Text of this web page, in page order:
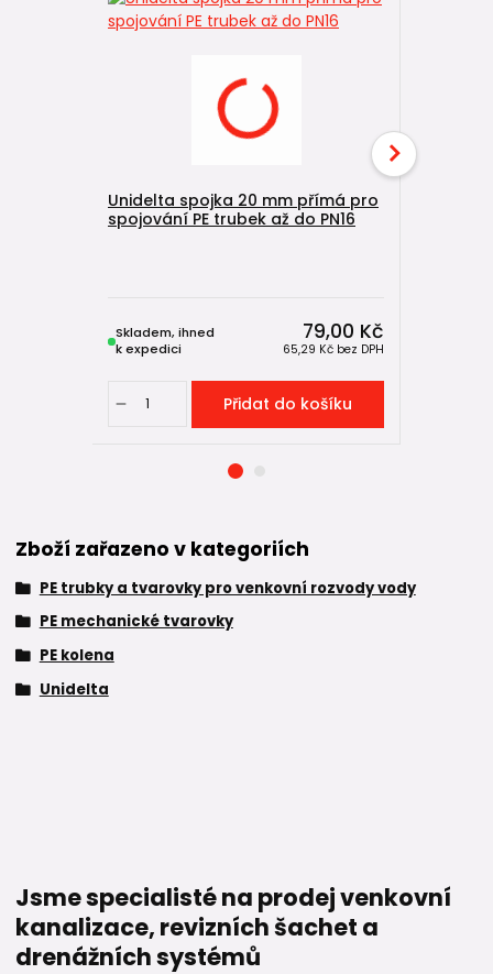
Unidelta spojka 20 mm přímá pro
spojování PE trubek až do PN16
79,00 Kč
65,29 Kč bez DPH
Skladem, ihned
k expedici
Přidat do košíku
Zboží zařazeno v kategoriích
PE trubky a tvarovky pro venkovní rozvody vody
PE mechanické tvarovky
PE kolena
Unidelta
Jsme specialisté na prodej venkovní
kanalizace, revizních šachet a
drenážních systémů